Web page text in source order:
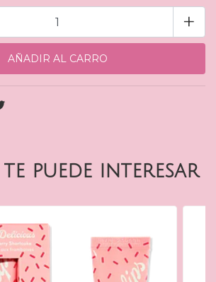
+
te puede interesar